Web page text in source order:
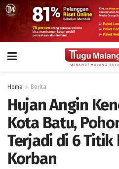
Home Berita
Hujan Angin
Kota Batu,
Terjadi di 6 Titik
Korban